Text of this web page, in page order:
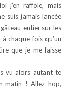
j’en raffole, mais
suis jamais lancée
entier sur les
chaque fois qu’un
que je me laisse
vu alors autant te
matin ! Allez hop,